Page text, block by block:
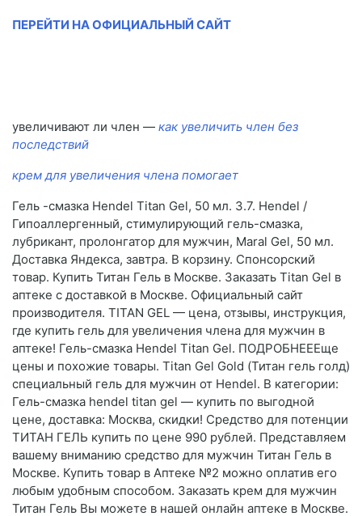
ПЕРЕЙТИ НА ОФИЦИАЛЬНЫЙ САЙТ
увеличивают ли член — как увеличить член без
последствий
крем для увеличения члена помогает
Гель -смазка Hendel Titan Gel, 50 мл. 3.7. Hendel /
Гипоаллергенный, стимулирующий гель-смазка,
лубрикант, пролонгатор для мужчин, Maral Gel, 50 мл.
Доставка Яндекса, завтра. В корзину. Спонсорский
товар. Купить Титан Гель в Москве. Заказать Titan Gel в
аптеке с доставкой в Москве. Официальный сайт
производителя. TITAN GEL — цена, отзывы, инструкция,
где купить гель для увеличения члена для мужчин в
аптеке! Гель-смазка Hendel Titan Gel. ПОДРОБНЕЕЕще
цены и похожие товары. Titan Gel Gold (Титан гель голд)
специальный гель для мужчин от Hendel. В категории:
Гель-смазка hendel titan gel — купить по выгодной
цене, доставка: Москва, скидки! Средство для потенции
ТИТАН ГЕЛЬ купить по цене 990 рублей. Представляем
вашему вниманию средство для мужчин Титан Гель в
Москве. Купить товар в Аптеке №2 можно оплатив его
любым удобным способом. Заказать крем для мужчин
Титан Гель Вы можете в нашей онлайн аптеке в Москве.